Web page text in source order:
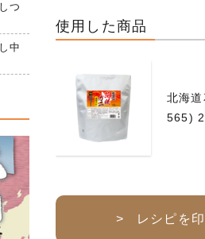
使用した商品
北海
565)
> レシピを印
つ
中